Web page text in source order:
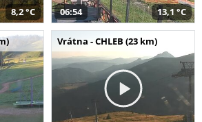
8,2 °C 06:54 13,1 °C
Vrátna - CHLEB (23 km)